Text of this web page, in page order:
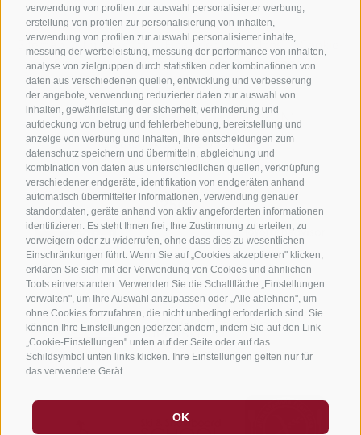
verwendung von profilen zur auswahl personalisierter werbung,
erstellung von profilen zur personalisierung von inhalten,
verwendung von profilen zur auswahl personalisierter inhalte,
messung der werbeleistung, messung der performance von inhalten,
analyse von zielgruppen durch statistiken oder kombinationen von
daten aus verschiedenen quellen, entwicklung und verbesserung
der angebote, verwendung reduzierter daten zur auswahl von
inhalten, gewährleistung der sicherheit, verhinderung und
aufdeckung von betrug und fehlerbehebung, bereitstellung und
anzeige von werbung und inhalten, ihre entscheidungen zum
datenschutz speichern und übermitteln, abgleichung und
kombination von daten aus unterschiedlichen quellen, verknüpfung
verschiedener endgeräte, identifikation von endgeräten anhand
automatisch übermittelter informationen, verwendung genauer
standortdaten, geräte anhand von aktiv angeforderten informationen
identifizieren. Es steht Ihnen frei, Ihre Zustimmung zu erteilen, zu
verweigern oder zu widerrufen, ohne dass dies zu wesentlichen
Einschränkungen führt. Wenn Sie auf „Cookies akzeptieren" klicken,
erklären Sie sich mit der Verwendung von Cookies und ähnlichen
Tools einverstanden. Verwenden Sie die Schaltfläche „Einstellungen
verwalten", um Ihre Auswahl anzupassen oder „Alle ablehnen", um
ohne Cookies fortzufahren, die nicht unbedingt erforderlich sind. Sie
können Ihre Einstellungen jederzeit ändern, indem Sie auf den Link
„Cookie-Einstellungen" unten auf der Seite oder auf das
Schildsymbol unten links klicken. Ihre Einstellungen gelten nur für
das verwendete Gerät.
OK
Sitemap · Impressum · Finanzierung · Jobs ·
Cookie-
Richtlinie · Privacy ·
Cookie Präferenzen
UID IT01191160215
·
sporthoteltyrol@pec.senso.bz (SUBM7ØN)
created with passion by